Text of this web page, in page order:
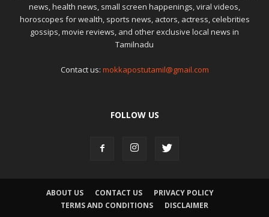
news, health news, small screen happenings, viral videos,
horoscopes for wealth, sports news, actors, actress, celebrities
gossips, movie reviews, and other exclusive local news in
Tamilnadu
Contact us: mokkapostutamil@gmail.com
FOLLOW US
ABOUT US CONTACT US
PRIVACY POLICY
TERMS AND CONDITIONS
DISCLAIMER